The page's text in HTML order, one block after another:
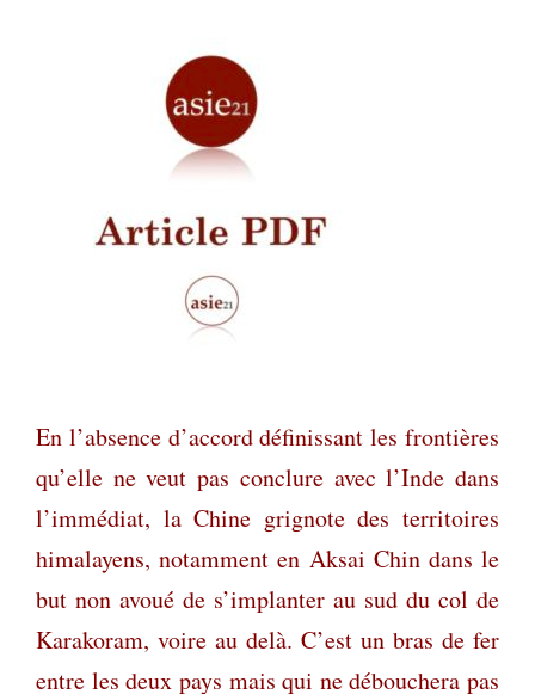
En l’absence d’accord définissant les frontières
qu’elle ne veut pas conclure avec l’Inde dans
l’immédiat, la Chine grignote des territoires
himalayens, notamment en Aksai Chin dans le
but non avoué de s’implanter au sud du col de
Karakoram, voire au delà. C’est un bras de fer
entre les deux pays mais qui ne débouchera pas